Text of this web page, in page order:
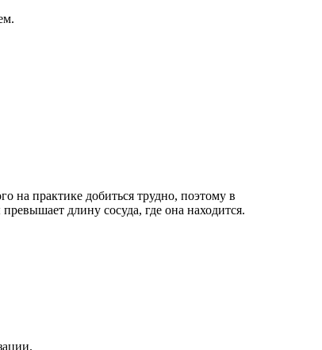
на практике добиться трудно, поэтому в
длину сосуда, где она находится.